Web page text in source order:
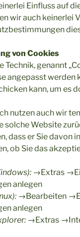
Einfluss auf
wir auch keinerlei
von Cookies
Technik, genannt
angepasst werden
kann, um es
nutzen auch wir
solche Website
dass er Sie davon
ob Sie das
→Extras
anlegen
→Bearbeiten
anlegen
→Extras